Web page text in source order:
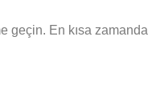
geçin. En kısa zamanda